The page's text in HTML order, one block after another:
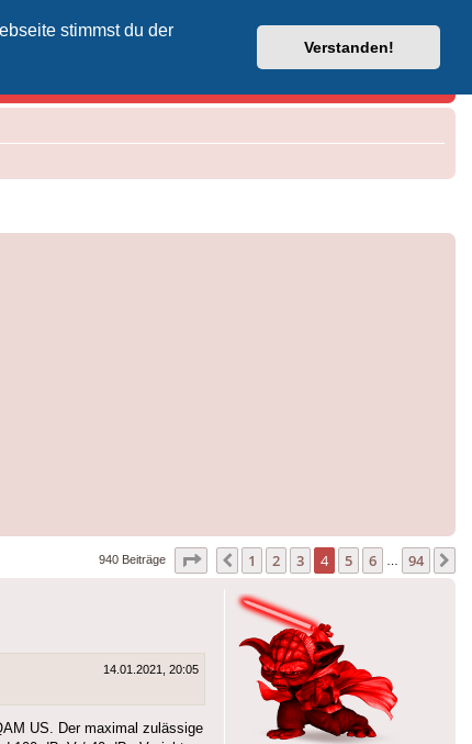
stimmst du der
Verstanden!
Vodafone-Kabel-Helpdesk
940 Beiträge Seite von94
Vorherige
1 2 3 4 5 6 94
14.01.2021, 20:05
US. Der maximal zulässige